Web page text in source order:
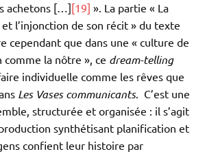
achetons […][19] ». La partie « La
et l’injonction de son récit » du texte
cependant que dans une « culture de
comme la nôtre », ce dream-telling
individuelle comme les rêves que
Les Vases communicants. C’est une
structurée et organisée : il s’agit
synthétisant planification et
confient leur histoire par